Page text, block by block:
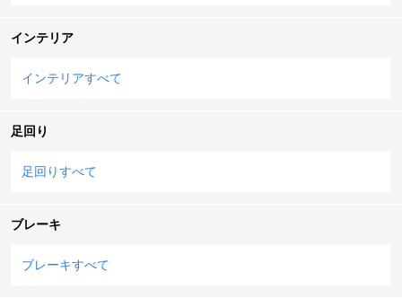
インテリア
インテリアすべて
足回り
足回りすべて
ブレーキ
ブレーキすべて